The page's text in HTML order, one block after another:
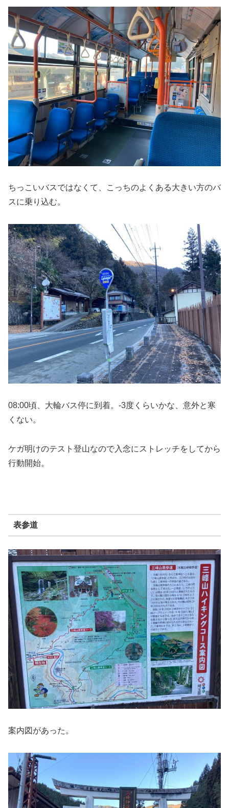
ちっこいバスではなくて、こっちのよくある大きい方のバ
スに乗り込む。
08:00頃、大輪バス停に到着。-3度くらいかな、意外と寒
くない。
ケガ明けのテスト登山なので入念にストレッチをしてから
行動開始。
表参道
案内図があった。